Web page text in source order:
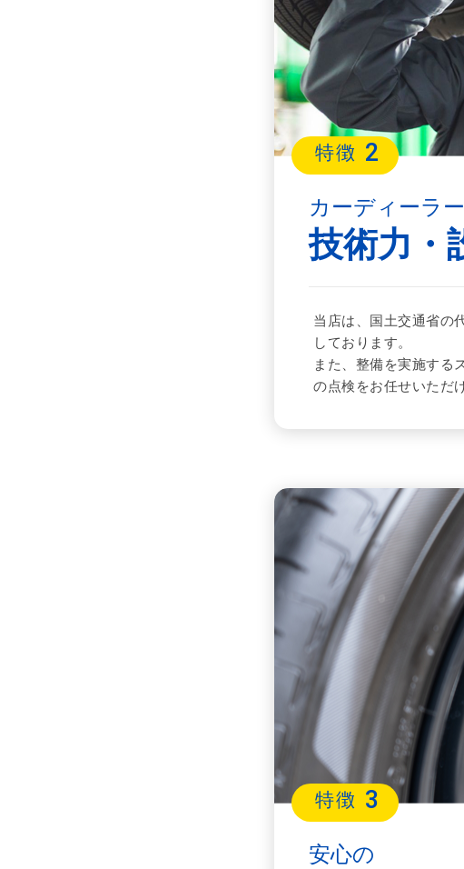
特徴 2
カーディーラ
技術力・
当店は、国土交通省の
しております。
また、整備を実施する
の点検をお任せいただ
特徴 3
安心の